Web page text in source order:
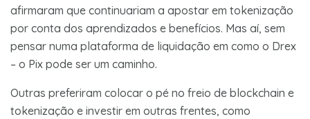
afirmaram que continuariam a apostar em tokenização
por conta dos aprendizados e benefícios. Mas aí, sem
pensar numa plataforma de liquidação em como o Drex
– o Pix pode ser um caminho.
Outras preferiram colocar o pé no freio de blockchain e
tokenização e investir em outras frentes, como